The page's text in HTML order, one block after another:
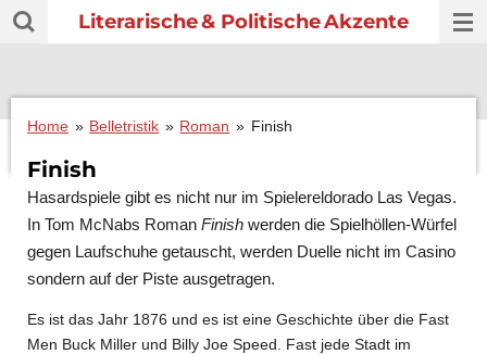
Zum
Hauptinhalt
Literarische& PolitischeAkzente
Home » Belletristik » Roman » Finish
Finish
Hasardspiele gibt es nicht nur im Spielereldorado Las Vegas.
In Tom McNabs Roman Finish werden die Spielhöllen-Würfel
gegen Laufschuhe getauscht, werden Duelle nicht im Casino
sondern auf der Piste ausgetragen.
Es ist das Jahr 1876 und es ist eine Geschichte über die Fast
Men Buck Miller und Billy Joe Speed. Fast jede Stadt im